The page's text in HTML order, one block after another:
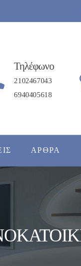
Τηλέφωνο
2102467043
6940405618
ΆΡΘΡΑ